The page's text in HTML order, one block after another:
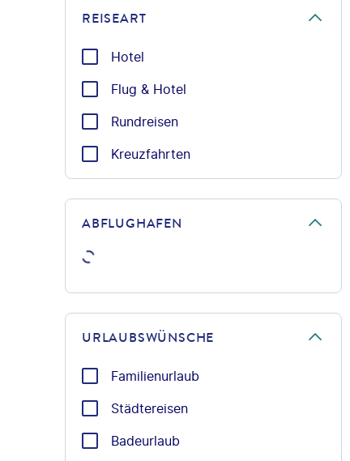
REISEART
Hotel
Flug & Hotel
Rundreisen
Kreuzfahrten
ABFLUGHAFEN
URLAUBSWÜNSCHE
Familienurlaub
Städtereisen
Badeurlaub